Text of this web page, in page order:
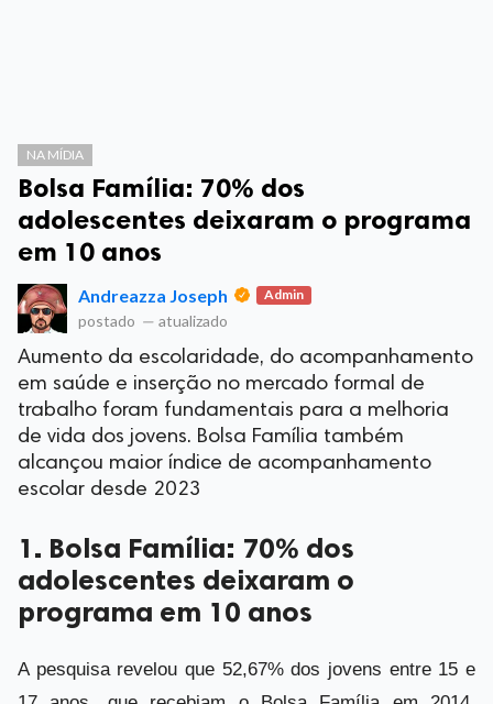
NA MÍDIA
Bolsa Família: 70% dos
adolescentes deixaram o programa
em 10 anos
Andreazza Joseph Admin
postado — atualizado
Aumento da escolaridade, do acompanhamento
em saúde e inserção no mercado formal de
trabalho foram fundamentais para a melhoria
de vida dos jovens. Bolsa Família também
alcançou maior índice de acompanhamento
escolar desde 2023
1. Bolsa Família: 70% dos
adolescentes deixaram o
programa em 10 anos
A pesquisa revelou que 52,67% dos jovens entre 15 e